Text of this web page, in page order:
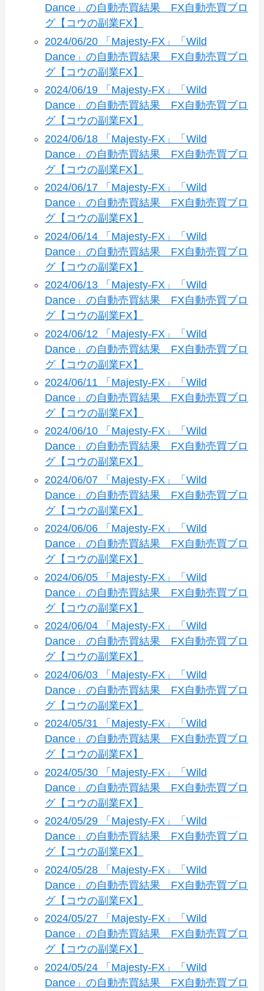
Dance」の自動売買結果 FX自動売買ブロ
グ【コウの副業FX】
2024/06/20 「Majesty-FX」「Wild
Dance」の自動売買結果 FX自動売買ブロ
グ【コウの副業FX】
2024/06/19 「Majesty-FX」「Wild
Dance」の自動売買結果 FX自動売買ブロ
グ【コウの副業FX】
2024/06/18 「Majesty-FX」「Wild
Dance」の自動売買結果 FX自動売買ブロ
グ【コウの副業FX】
2024/06/17 「Majesty-FX」「Wild
Dance」の自動売買結果 FX自動売買ブロ
グ【コウの副業FX】
2024/06/14 「Majesty-FX」「Wild
Dance」の自動売買結果 FX自動売買ブロ
グ【コウの副業FX】
2024/06/13 「Majesty-FX」「Wild
Dance」の自動売買結果 FX自動売買ブロ
グ【コウの副業FX】
2024/06/12 「Majesty-FX」「Wild
Dance」の自動売買結果 FX自動売買ブロ
グ【コウの副業FX】
2024/06/11 「Majesty-FX」「Wild
Dance」の自動売買結果 FX自動売買ブロ
グ【コウの副業FX】
2024/06/10 「Majesty-FX」「Wild
Dance」の自動売買結果 FX自動売買ブロ
グ【コウの副業FX】
2024/06/07 「Majesty-FX」「Wild
Dance」の自動売買結果 FX自動売買ブロ
グ【コウの副業FX】
2024/06/06 「Majesty-FX」「Wild
Dance」の自動売買結果 FX自動売買ブロ
グ【コウの副業FX】
2024/06/05 「Majesty-FX」「Wild
Dance」の自動売買結果 FX自動売買ブロ
グ【コウの副業FX】
2024/06/04 「Majesty-FX」「Wild
Dance」の自動売買結果 FX自動売買ブロ
グ【コウの副業FX】
2024/06/03 「Majesty-FX」「Wild
Dance」の自動売買結果 FX自動売買ブロ
グ【コウの副業FX】
2024/05/31 「Majesty-FX」「Wild
Dance」の自動売買結果 FX自動売買ブロ
グ【コウの副業FX】
2024/05/30 「Majesty-FX」「Wild
Dance」の自動売買結果 FX自動売買ブロ
グ【コウの副業FX】
2024/05/29 「Majesty-FX」「Wild
Dance」の自動売買結果 FX自動売買ブロ
グ【コウの副業FX】
2024/05/28 「Majesty-FX」「Wild
Dance」の自動売買結果 FX自動売買ブロ
グ【コウの副業FX】
2024/05/27 「Majesty-FX」「Wild
Dance」の自動売買結果 FX自動売買ブロ
グ【コウの副業FX】
2024/05/24 「Majesty-FX」「Wild
Dance」の自動売買結果 FX自動売買ブロ